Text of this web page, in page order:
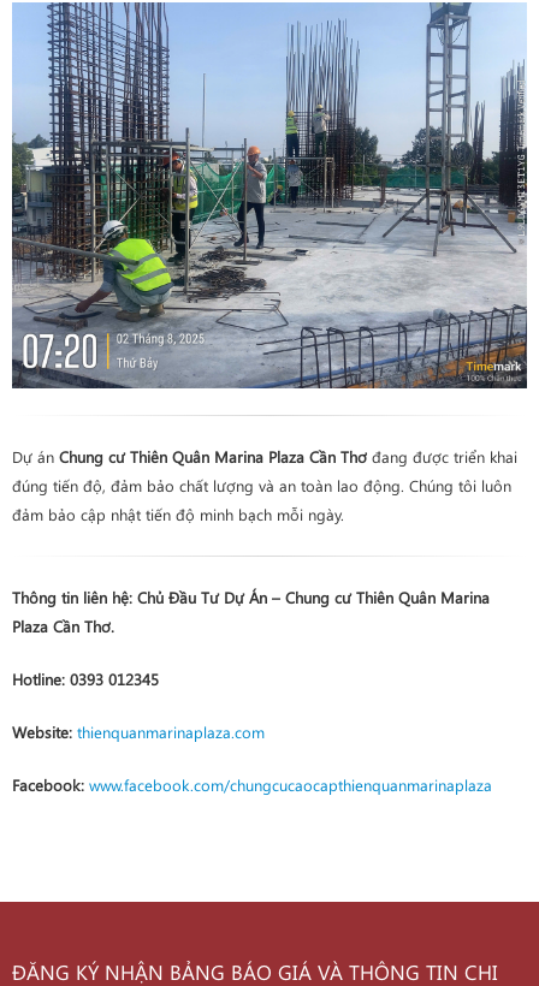
Dự án Chung cư Thiên Quân Marina Plaza Cần Thơ đang được triển khai
đúng tiến độ, đảm bảo chất lượng và an toàn lao động. Chúng tôi luôn
đảm bảo cập nhật tiến độ minh bạch mỗi ngày.
Thông tin liên hệ: Chủ Đầu Tư Dự Án – Chung cư Thiên Quân Marina
Plaza Cần Thơ.
Hotline: 0393 012345
Website: thienquanmarinaplaza.com
Facebook: www.facebook.com/chungcucaocapthienquanmarinaplaza
ĐĂNG KÝ NHẬN BẢNG BÁO GIÁ VÀ THÔNG TIN CHI